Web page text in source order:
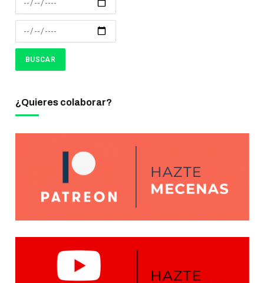
¿Quieres colaborar?